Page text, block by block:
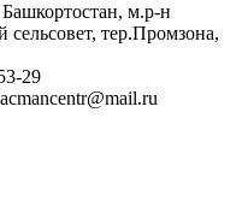
м.р-н
тер.Промзона,
29